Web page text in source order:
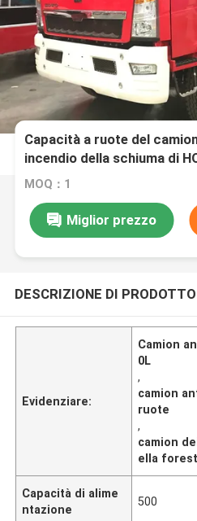
Capacità a ruote del
incendio della schiuma di
MOQ：1
Miglior prezzo
DESCRIZIONE DI PRODOTTO
Evidenziare:
Camion
0L
,
camion
ruote
,
camion
ella
Capacità di alime
ntazione
500